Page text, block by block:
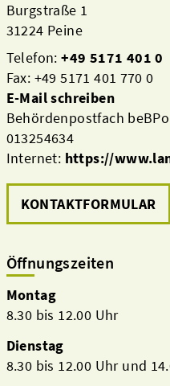
Burgstraße 1
31224 Peine
Telefon:+49 5171 401 0
Fax: +49 5171 401 770 0
E-Mail schreiben
Behördenpostfach
013254634
Internet: https://
KONTAKTFORMULAR
Öffnungszeiten
Montag
8.30 bis 12.00 Uhr
Dienstag
8.30 bis 12.00 Uhr und